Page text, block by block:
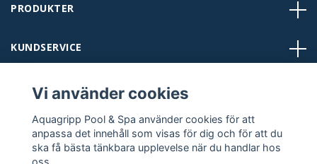
PRODUKTER
KUNDSERVICE
BUTIKER
KONTAKT
Vi använder cookies
Aquagripp Pool & Spa använder cookies för att
anpassa det innehåll som visas för dig och för att du
ska få bästa tänkbara upplevelse när du handlar hos
oss.